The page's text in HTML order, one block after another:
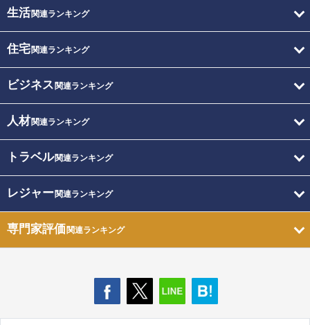
生活関連ランキング
住宅関連ランキング
ビジネス 関連ランキング
人材関連ランキング
トラベル関連ランキング
レジャー関連ランキング
専門家評価関連ランキング